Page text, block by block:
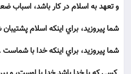
و تعهد به اسلام در كار باشد، اسباب
شما پيروزيد، براي اينكه اسلام
شما پيروزيد، براي اينكه خدا با شماست